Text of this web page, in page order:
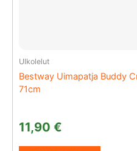
Ulkolelut
Bestway Uimapatja Buddy
71cm
11,90 €